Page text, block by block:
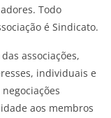
Todo
é Sindicato.
associações,
individuais e
aos membros